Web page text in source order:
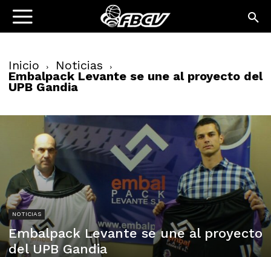
Inicio Noticias
Embalpack Levante se une al proyecto del
UPB Gandia
NOTICIAS
Embalpack Levante se une al proyecto
del UPB Gandia